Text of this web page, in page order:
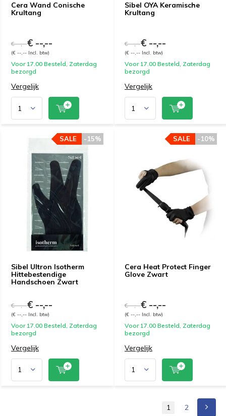
Cera Wand Conische
Krultang
€ --,--€ --,--
(€ --,-- Incl. btw)
Voor 17.00 Besteld, Zaterdag
bezorgd
Vergelijk
Sibel OYA Keramische
Krultang
€ --,--€ --,--
(€ --,-- Incl. btw)
Voor 17.00 Besteld, Zaterdag
bezorgd
Vergelijk
Sibel Ultron Isotherm
Hittebestendige
Handschoen Zwart
-15%
SALE
€ --,--€ --,--
(€ --,-- Incl. btw)
Voor 17.00 Besteld, Zaterdag
bezorgd
Vergelijk
Cera Heat Protect Finger
Glove Zwart
-10%
SALE
€ --,--€ --,--
(€ --,-- Incl. btw)
Voor 17.00 Besteld, Zaterdag
bezorgd
Vergelijk
1 2